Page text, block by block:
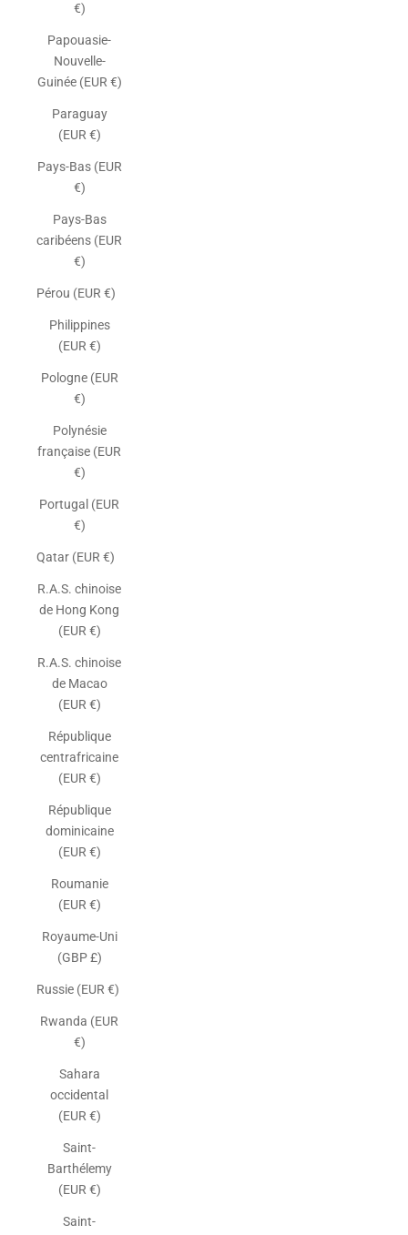
€)
Papouasie-
Nouvelle-
Guinée (EUR €)
Paraguay
(EUR €)
Pays-Bas (EUR
€)
Pays-Bas
caribéens (EUR
€)
Pérou (EUR €)
Philippines
(EUR €)
Pologne (EUR
€)
Polynésie
française (EUR
€)
Portugal (EUR
€)
Qatar (EUR €)
R.A.S. chinoise
de Hong Kong
(EUR €)
R.A.S. chinoise
de Macao
(EUR €)
République
centrafricaine
(EUR €)
République
dominicaine
(EUR €)
Roumanie
(EUR €)
Royaume-Uni
(GBP £)
Russie (EUR €)
Rwanda (EUR
€)
Sahara
occidental
(EUR €)
Saint-
Barthélemy
(EUR €)
Saint-